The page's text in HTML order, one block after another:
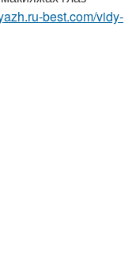
best.com/vidy-